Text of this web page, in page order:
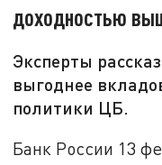
доходностью
Эксперты
выгоднее
политики ЦБ.
Банк России 13